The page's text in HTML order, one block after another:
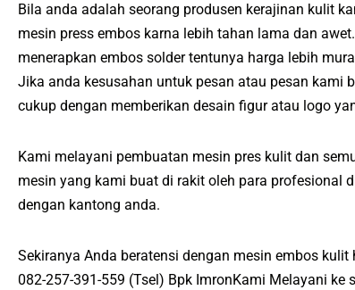
Bila anda adalah seorang produsen kerajinan kulit
mesin press embos karna lebih tahan lama dan
menerapkan embos solder tentunya harga lebih
Jika anda kesusahan untuk pesan atau pesan kami
cukup dengan memberikan desain figur atau logo
Kami melayani pembuatan mesin pres kulit dan
mesin yang kami buat di rakit oleh para profesional
dengan kantong anda.
Sekiranya Anda beratensi dengan mesin embos
082-257-391-559 (Tsel) Bpk ImronKami Melayani ke